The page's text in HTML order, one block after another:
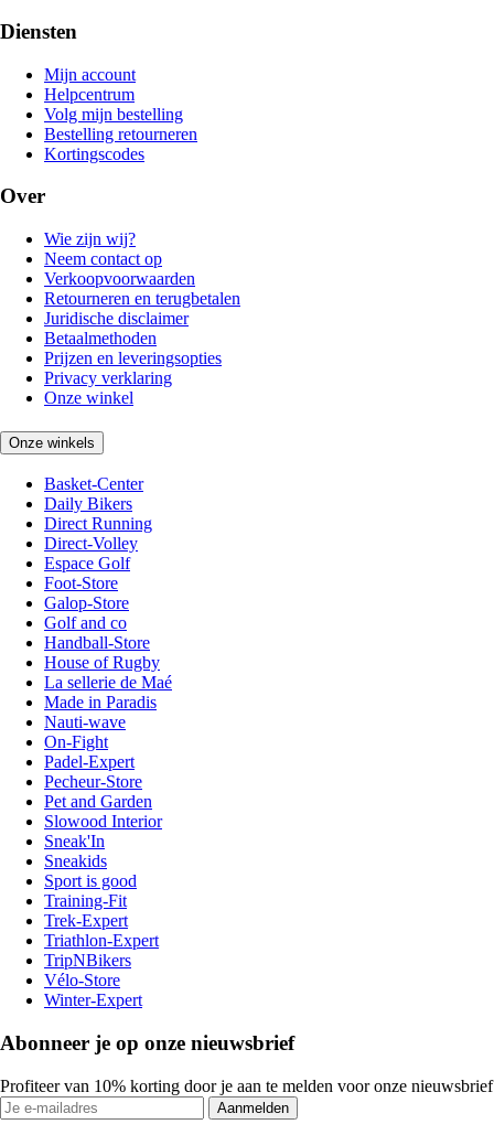
Diensten
Mijn account
Helpcentrum
Volg mijn bestelling
Bestelling retourneren
Kortingscodes
Over
Wie zijn wij?
Neem contact op
Verkoopvoorwaarden
Retourneren en terugbetalen
Juridische disclaimer
Betaalmethoden
Prijzen en leveringsopties
Privacy verklaring
Onze winkel
Onze winkels
Basket-Center
Daily Bikers
Direct Running
Direct-Volley
Espace Golf
Foot-Store
Galop-Store
Golf and co
Handball-Store
House of Rugby
La sellerie de Maé
Made in Paradis
Nauti-wave
On-Fight
Padel-Expert
Pecheur-Store
Pet and Garden
Slowood Interior
Sneak'In
Sneakids
Sport is good
Training-Fit
Trek-Expert
Triathlon-Expert
TripNBikers
Vélo-Store
Winter-Expert
Abonneer je op onze nieuwsbrief
Profiteer van 10% korting door je aan te melden voor onze nieuwsbrief
Aanmelden